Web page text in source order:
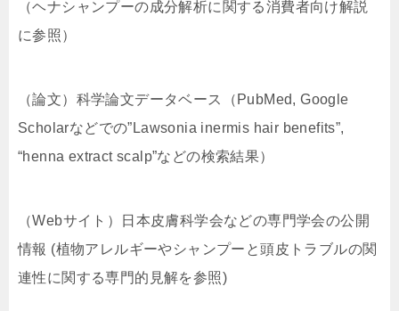
（ヘナシャンプーの成分解析に関する消費者向け解説
に参照）
（論文）科学論文データベース（PubMed, Google
Scholarなどでの”Lawsonia inermis hair benefits”,
“henna extract scalp”などの検索結果）
（Webサイト）日本皮膚科学会などの専門学会の公開
情報 (植物アレルギーやシャンプーと頭皮トラブルの関
連性に関する専門的見解を参照)